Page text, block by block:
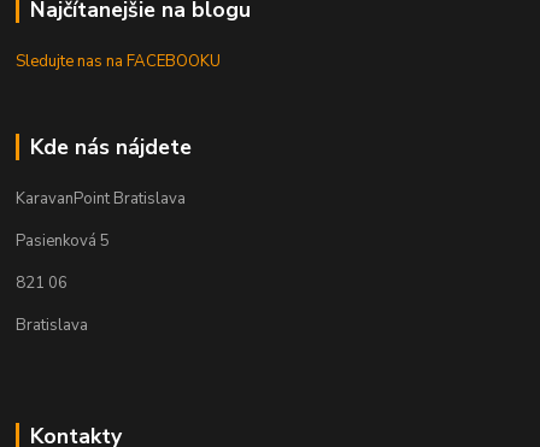
Najčítanejšie na blogu
Sledujte nas na FACEBOOKU
Kde nás nájdete
KaravanPoint Bratislava
Pasienková 5
821 06
Bratislava
Kontakty